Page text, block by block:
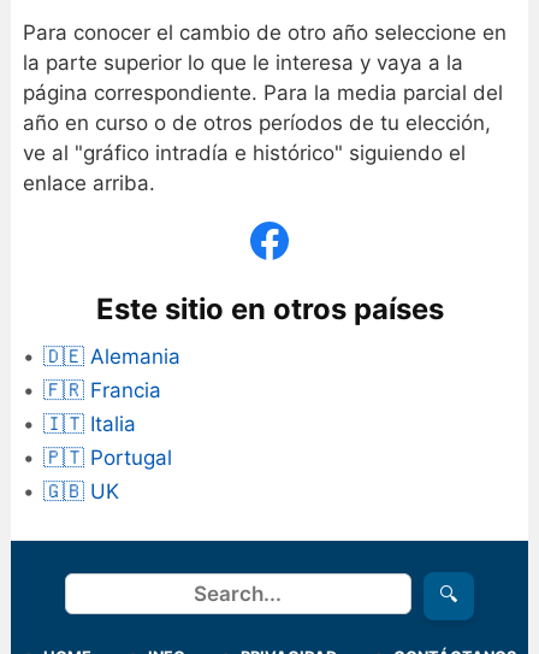
Para conocer el cambio de otro año seleccione en
la parte superior lo que le interesa y vaya a la
página correspondiente. Para la media parcial del
año en curso o de otros períodos de tu elección,
ve al "gráfico intradía e histórico" siguiendo el
enlace arriba.
Este sitio en otros países
🇩🇪 Alemania
🇫🇷 Francia
🇮🇹 Italia
🇵🇹 Portugal
🇬🇧 UK
Buscar 🔍